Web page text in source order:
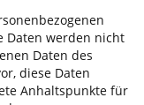
Daten werden nicht
Daten des
diese Daten
Anhaltspunkte für